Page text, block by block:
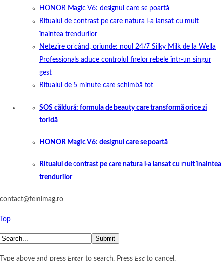
HONOR Magic V6: designul care se poartă
Ritualul de contrast pe care natura l-a lansat cu mult
înaintea trendurilor
Netezire oricând, oriunde: noul 24/7 Silky Milk de la Wella
Professionals aduce controlul firelor rebele într-un singur
gest
Ritualul de 5 minute care schimbă tot
SOS căldură: formula de beauty care transformă orice zi
toridă
HONOR Magic V6: designul care se poartă
Ritualul de contrast pe care natura l-a lansat cu mult înaintea
trendurilor
contact@femimag.ro
Top
Submit
Type above and press Enter to search. Press Esc to cancel.